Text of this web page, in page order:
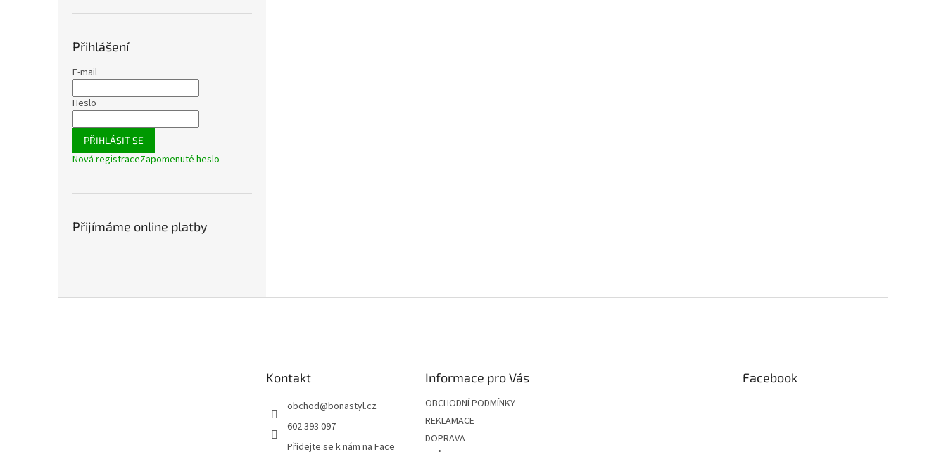
Přihlášení
E-mail
Heslo
PŘIHLÁSIT SE
Nová registraceZapomenuté heslo
Přijímáme online platby
Kontakt
obchod@bonastyl.cz
602 393 097
Přidejte se k nám na Face
Informace pro Vás
OBCHODNÍ PODMÍNKY
REKLAMACE
DOPRAVA
Facebook